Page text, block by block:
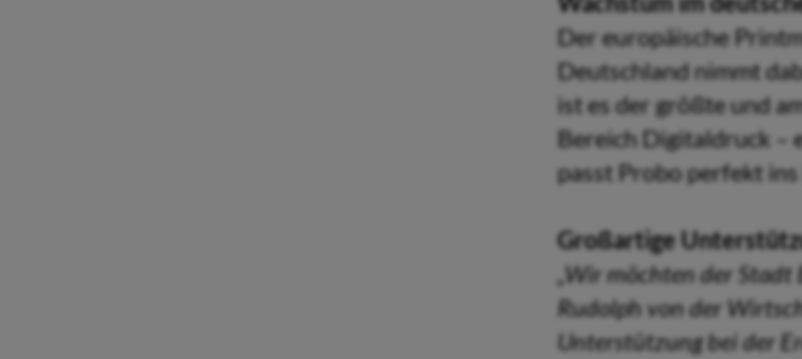
Der europäische
Deutschland nimmt
ist es der größte und
Bereich Digitaldruck –
passt Probo perfekt ins
Großartige
„Wir möchten der Stadt
Rudolph von der
Unterstützung bei der